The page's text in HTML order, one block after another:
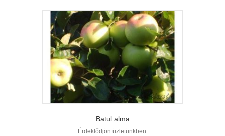
Batul alma
Érdeklődjön üzletünkben.